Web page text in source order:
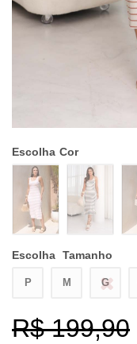
Escolha Cor
Escolha Tamanho
P M G
R$ 199,90